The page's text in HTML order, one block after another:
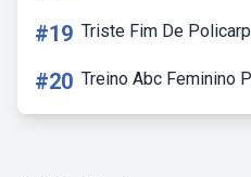
#19 Triste Fim De
#20 Treino Abc Feminino